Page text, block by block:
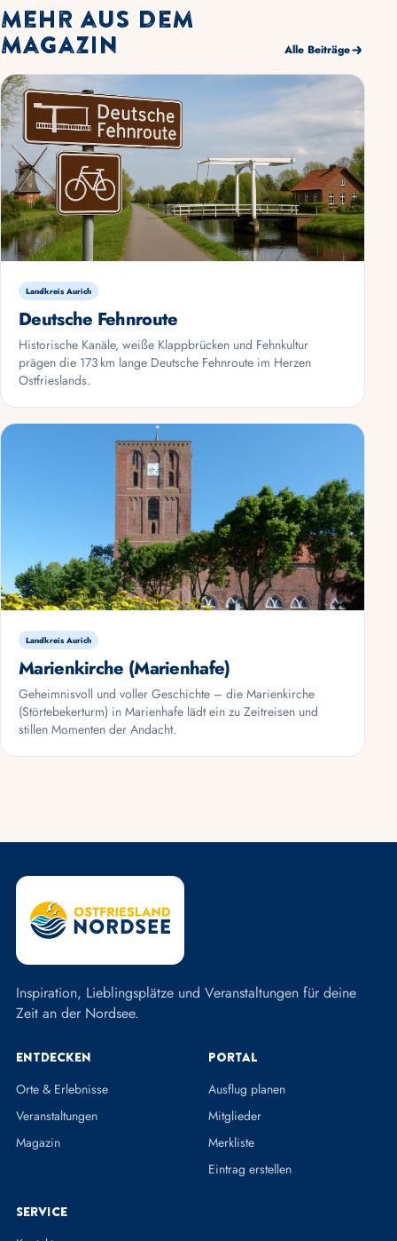
Mehr aus dem
Magazin Alle Beiträge
Landkreis Aurich
Deutsche Fehnroute
Historische Kanäle, weiße Klappbrücken und Fehnkultur
prägen die 173 km lange Deutsche Fehnroute im Herzen
Ostfrieslands.
Landkreis Aurich
Marienkirche (Marienhafe)
Geheimnisvoll und voller Geschichte – die Marienkirche
(Störtebekerturm) in Marienhafe lädt ein zu Zeitreisen und
stillen Momenten der Andacht.
Inspiration, Lieblingsplätze und Veranstaltungen für deine
Zeit an der Nordsee.
Entdecken
Orte & Erlebnisse
Veranstaltungen
Magazin
Portal
Ausflug planen
Mitglieder
Merkliste
Eintrag erstellen
Service